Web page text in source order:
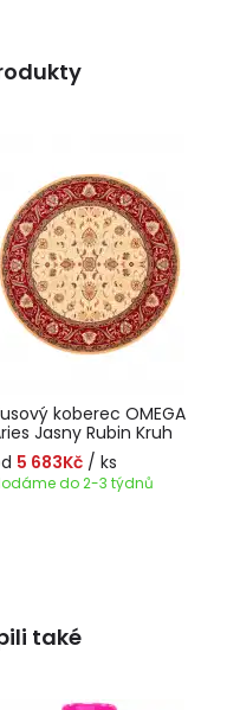
koberec OMEGA
Jasny Rubin Kruh
5 683Kč / ks
do 2-3 týdnů
také